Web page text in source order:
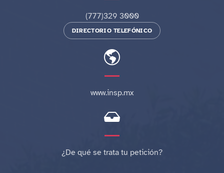
(777)329 3000
DIRECTORIO TELEFÓNICO
www.insp.mx
¿De qué se trata tu petición?